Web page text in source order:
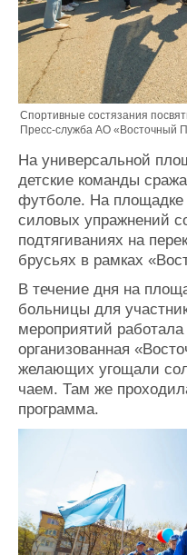
Спортивные состязания
Пресс-служба АО «Восточный
На универсальной
детские команды
футболе. На площадке
силовых упражнений
подтягиваниях на
брусьях в рамках
В течение дня на
больницы для
мероприятий работала
организованная
желающих угощали
чаем. Там же
программа.